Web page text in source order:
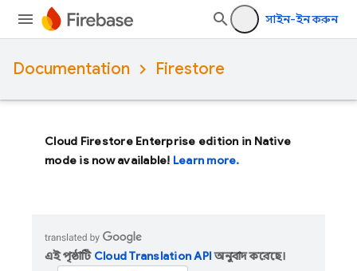
সাইন-ইন করুন
Documentation Firestore
Cloud Firestore Enterprise edition in Native
mode is now available! Learn more.
এই পৃষ্ঠাটি Cloud Translation APIঅনুবাদ করেছে।